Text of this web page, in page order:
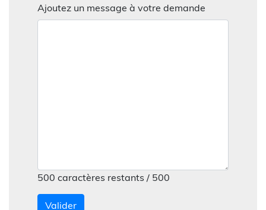
Ajoutez un message à votre demande
500 caractères restants / 500